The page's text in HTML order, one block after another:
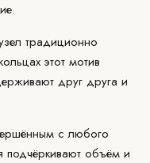
традиционно
этот мотив
друг друга и
с любого
подчёркивают объём и